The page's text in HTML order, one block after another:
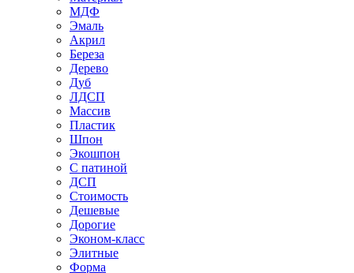
МДФ
Эмаль
Акрил
Береза
Дерево
Дуб
ЛДСП
Массив
Пластик
Шпон
Экошпон
С патиной
ДСП
Стоимость
Дешевые
Дорогие
Эконом-класс
Элитные
Форма